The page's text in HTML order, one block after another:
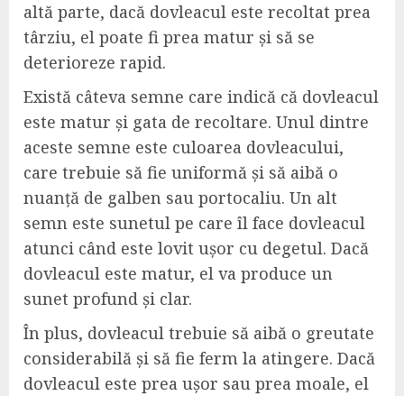
altă parte, dacă dovleacul este recoltat prea
târziu, el poate fi prea matur și să se
deterioreze rapid.
Există câteva semne care indică că dovleacul
este matur și gata de recoltare. Unul dintre
aceste semne este culoarea dovleacului,
care trebuie să fie uniformă și să aibă o
nuanță de galben sau portocaliu. Un alt
semn este sunetul pe care îl face dovleacul
atunci când este lovit ușor cu degetul. Dacă
dovleacul este matur, el va produce un
sunet profund și clar.
În plus, dovleacul trebuie să aibă o greutate
considerabilă și să fie ferm la atingere. Dacă
dovleacul este prea ușor sau prea moale, el